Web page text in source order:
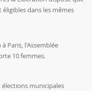
dans les mêmes
Paris, l'Assemblée
10 femmes.
municipales